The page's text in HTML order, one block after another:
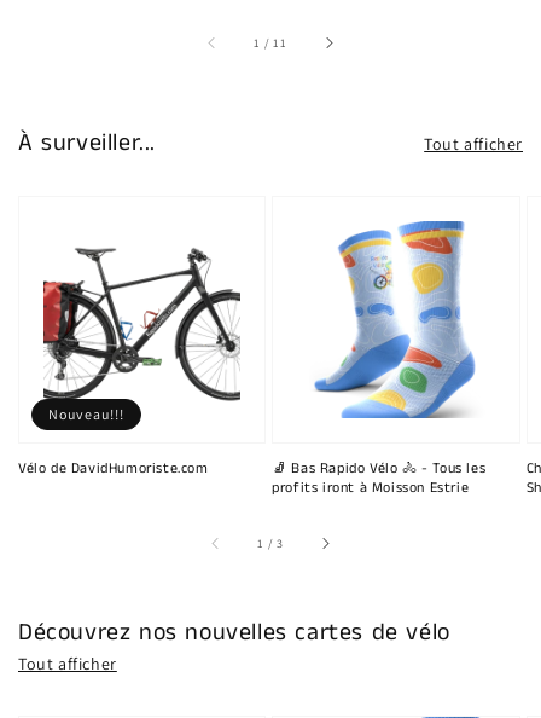
1 /sur
11
À surveiller... Tout afficher
Vélo de DavidHumoriste.com
Nouveau!!!
🧦 Bas Rapido Vélo 🚴 - Tous les
profits iront à Moisson Estrie
1 /sur
3
Découvrez nos nouvelles cartes de vélo
Tout afficher